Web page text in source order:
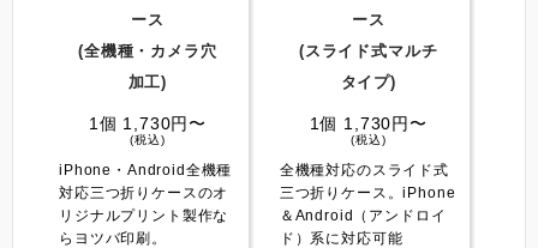
ース
(全機種・カメラ穴
加工)
1個 1,730円〜
(税込)
iPhone・Android全機種
対応三つ折りケースのオ
リジナルプリント製作な
らヨツバ印刷。
ース
(スライド式マルチ
タイプ)
1個 1,730円〜
(税込)
全機種対応のスライド式
三つ折りケース。iPhone
＆Android（アンドロイ
ド）系に対応可能